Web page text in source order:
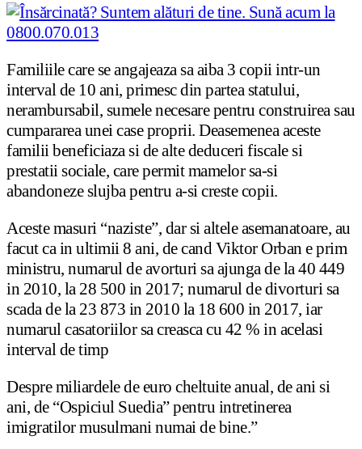
Familiile care se angajeaza sa aiba 3 copii intr-un
interval de 10 ani, primesc din partea statului,
nerambursabil, sumele necesare pentru construirea sau
cumpararea unei case proprii. Deasemenea aceste
familii beneficiaza si de alte deduceri fiscale si
prestatii sociale, care permit mamelor sa-si
abandoneze slujba pentru a-si creste copii.
Aceste masuri “naziste”, dar si altele asemanatoare, au
facut ca in ultimii 8 ani, de cand Viktor Orban e prim
ministru, numarul de avorturi sa ajunga de la 40 449
in 2010, la 28 500 in 2017; numarul de divorturi sa
scada de la 23 873 in 2010 la 18 600 in 2017, iar
numarul casatoriilor sa creasca cu 42 % in acelasi
interval de timp
Despre miliardele de euro cheltuite anual, de ani si
ani, de “Ospiciul Suedia” pentru intretinerea
imigratilor musulmani numai de bine.”